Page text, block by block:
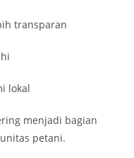
transparan
lokal
menjadi bagian
petani.